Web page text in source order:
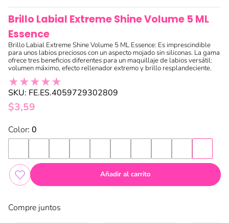
Brillo Labial Extreme Shine Volume 5 ML
Essence
Brillo Labial Extreme Shine Volume 5 ML Essence: Es imprescindible
para unos labios preciosos con un aspecto mojado sin siliconas. La gama
ofrece tres beneficios diferentes para un maquillaje de labios versátil:
volumen máximo, efecto rellenador extremo y brillo resplandeciente.
★★★★★
SKU: FE.ES.4059729302809
$3,59
: 0
Añadir al carrito
Compre juntos